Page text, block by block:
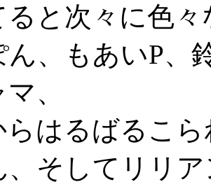
ると次々に色
ん、もあいP、
マ、
らはるばるこ
、そしてリリ